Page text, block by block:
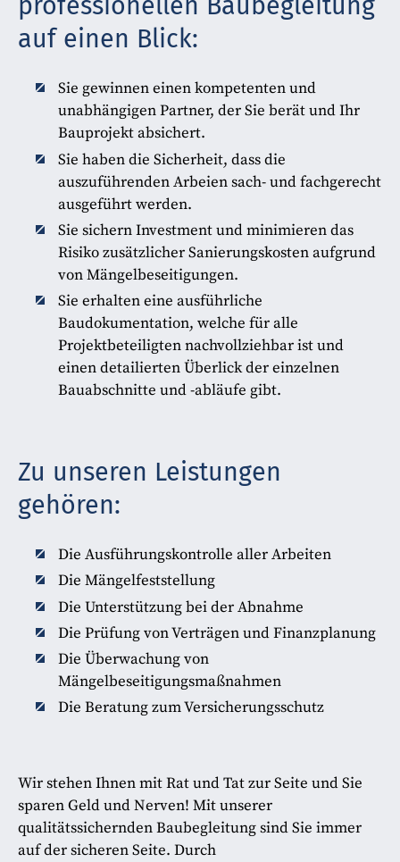
auf einen Blick:
Sie gewinnen einen kompetenten und
unabhängigen Partner, der Sie berät und Ihr
Bauprojekt absichert.
Sie haben die Sicherheit, dass die
auszuführenden Arbeien sach- und fachgerecht
ausgeführt werden.
Sie sichern Investment und minimieren das
Risiko zusätzlicher Sanierungskosten aufgrund
von Mängelbeseitigungen.
Sie erhalten eine ausführliche
Baudokumentation, welche für alle
Projektbeteiligten nachvollziehbar ist und
einen detailierten Überlick der einzelnen
Bauabschnitte und -abläufe gibt.
Zu unseren Leistungen
gehören:
Die Ausführungskontrolle aller Arbeiten
Die Mängelfeststellung
Die Unterstützung bei der Abnahme
Die Prüfung von Verträgen und Finanzplanung
Die Überwachung von
Mängelbeseitigungsmaßnahmen
Die Beratung zum Versicherungsschutz
Wir stehen Ihnen mit Rat und Tat zur Seite und Sie
sparen Geld und Nerven! Mit unserer
qualitätssichernden Baubegleitung sind Sie immer
auf der sicheren Seite. Durch